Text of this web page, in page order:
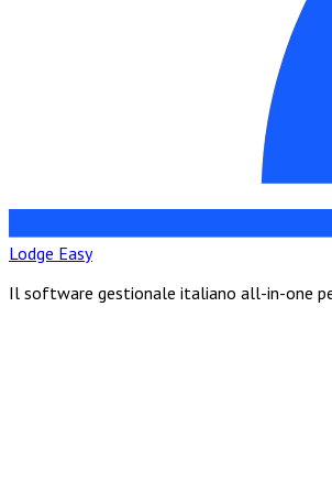
Lodge Easy
Il software gestionale italiano all-in-one